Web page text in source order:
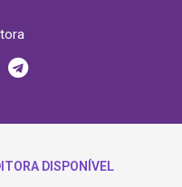
DISPONÍVEL